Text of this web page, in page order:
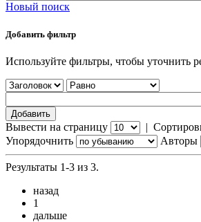
Новый поиск
Добавить фильтр
Используйте фильтры, чтобы уточнить
Вывести на страницу |
Упорядочнить
Авторы
Результаты 1-3 из 3.
назад
1
дальше